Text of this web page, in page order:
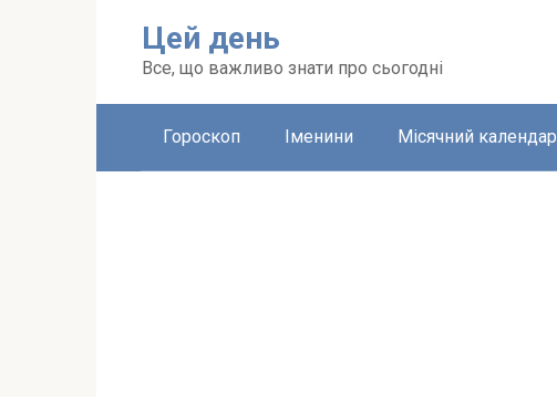
Цей день
Все, що важливо знати про сьогодні
Гороскоп Іменини Місячний календар